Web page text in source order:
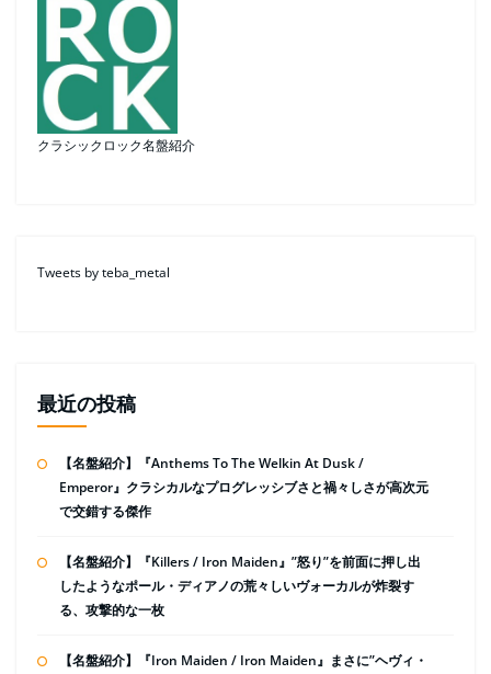
クラシックロック名盤紹介
Tweets by teba_metal
最近の投稿
【名盤紹介】『Anthems To The Welkin At Dusk /
Emperor』クラシカルなプログレッシブさと禍々しさが高次元
で交錯する傑作
【名盤紹介】『Killers / Iron Maiden』”怒り”を前面に押し出
したようなポール・ディアノの荒々しいヴォーカルが炸裂す
る、攻撃的な一枚
【名盤紹介】『Iron Maiden / Iron Maiden』まさに”ヘヴィ・